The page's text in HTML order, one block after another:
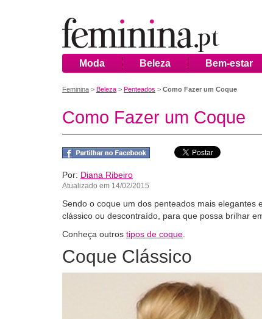
Moda Beleza Bem-estar
Feminina > Beleza > Penteados > Como Fazer um Coque
Como Fazer um Coque
Por: Diana Ribeiro
Atualizado em 14/02/2015
Sendo o coque um dos penteados mais elegantes
clássico ou descontraído, para que possa brilhar
Conheça outros tipos de coque
Coque Clássico